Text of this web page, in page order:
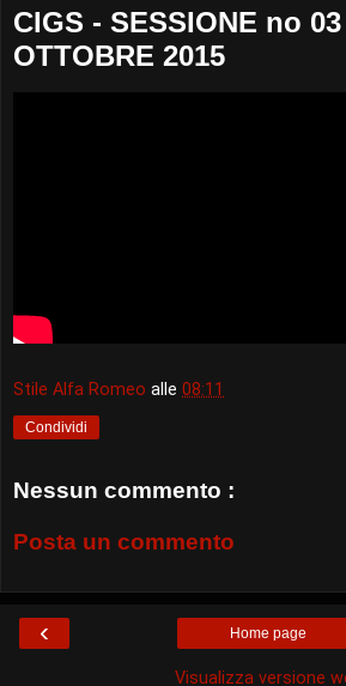
CIGS - SESSIONE no
OTTOBRE 2015
Stile Alfa Romeo alle 08:11
Condividi
Nessun commento :
Posta un commento
‹ Home page
Visualizza versione